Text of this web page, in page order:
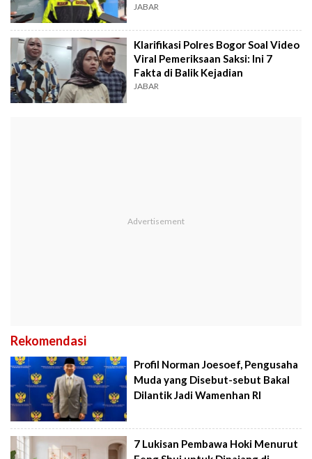
JABAR
Klarifikasi Polres Bogor Soal Video
Viral Pemeriksaan Saksi: Ini 7
Fakta di Balik Kejadian
JABAR
Rekomendasi
Profil Norman Joesoef, Pengusaha
Muda yang Disebut-sebut Bakal
Dilantik Jadi Wamenhan RI
7 Lukisan Pembawa Hoki Menurut